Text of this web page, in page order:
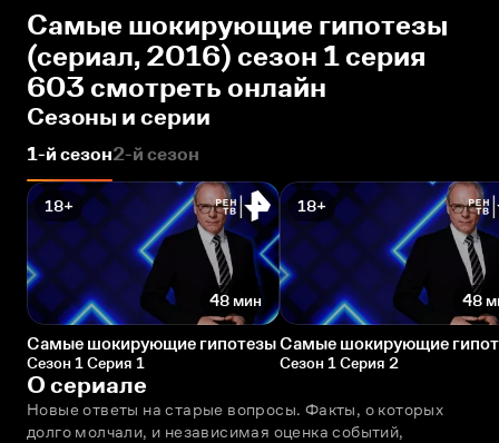
Самые шокирующие гипотезы
(сериал, 2016) сезон 1 серия
603 смотреть онлайн
Сезоны и серии
1-й сезон2-й сезон
18+
48 мин
Самые шокирующие гипотезы
Сезон 1 Серия 1
18+
48
Самые шокирующие
Сезон 1 Серия 2
О сериале
Новые ответы на старые вопросы. Факты, о которых
долго молчали, и независимая оценка событий,